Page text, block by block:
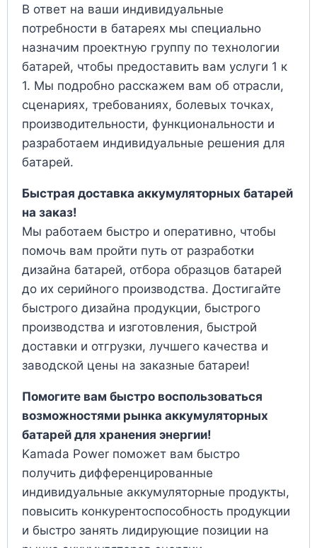
В ответ на ваши индивидуальные
потребности в батареях мы специально
назначим проектную группу по технологии
батарей, чтобы предоставить вам услуги 1 к
1. Мы подробно расскажем вам об отрасли,
сценариях, требованиях, болевых точках,
производительности, функциональности и
разработаем индивидуальные решения для
батарей.
Быстрая доставка аккумуляторных батарей
на заказ!
Мы работаем быстро и оперативно, чтобы
помочь вам пройти путь от разработки
дизайна батарей, отбора образцов батарей
до их серийного производства. Достигайте
быстрого дизайна продукции, быстрого
производства и изготовления, быстрой
доставки и отгрузки, лучшего качества и
заводской цены на заказные батареи!
Помогите вам быстро воспользоваться
возможностями рынка аккумуляторных
батарей для хранения энергии!
Kamada Power поможет вам быстро
получить дифференцированные
индивидуальные аккумуляторные продукты,
повысить конкурентоспособность продукции
и быстро занять лидирующие позиции на